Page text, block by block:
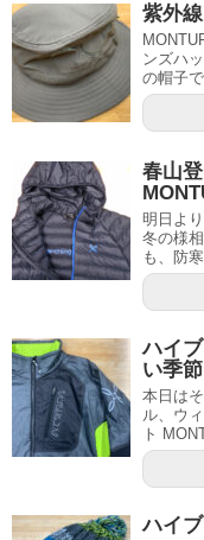
紫外
ンズハ
の帽子
春山
明日よ
冬の様
も、防
ハイ
い季
本日は
ル、ウ
ト
ハイ